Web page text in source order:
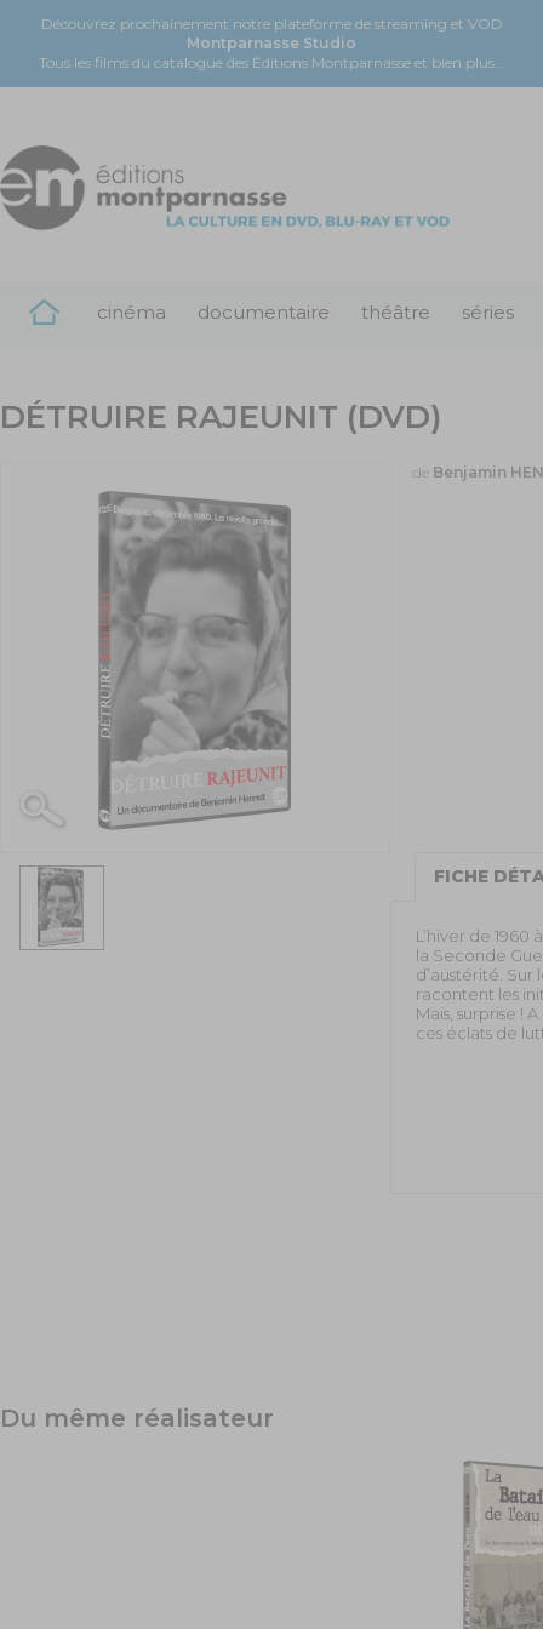
Découvrez prochainement notre plateforme de streaming et VOD
Montparnasse Studio
Tous les films du catalogue des Éditions Montparnasse et bien plus...
cinéma documentaire théâtre séries
DÉTRUIRE RAJEUNIT (DVD)
de Benjamin
FICHE
L’hiver de
la Seconde
d’austérité.
racontent les
Mais, surprise !
ces éclats de
Du même réalisateur